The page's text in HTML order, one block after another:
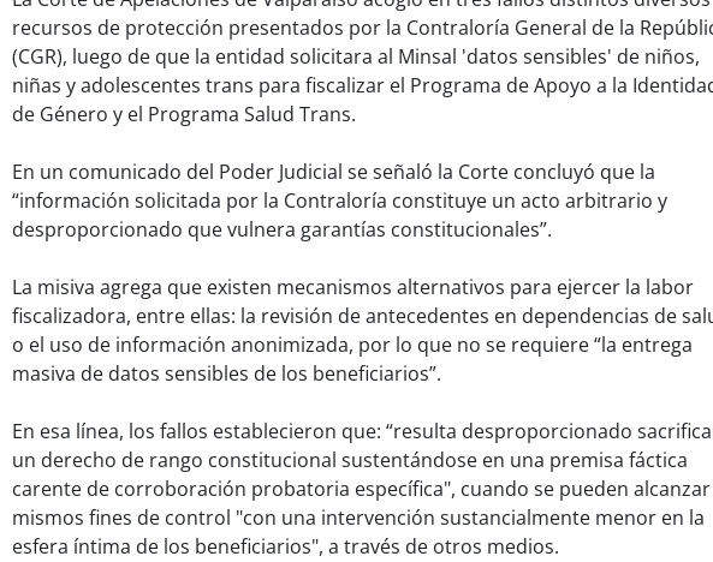
recursos de protección presentados por la Contraloría General de la
(CGR), luego de que la entidad solicitara al Minsal 'datos sensibles' de niños,
niñas y adolescentes trans para fiscalizar el Programa de Apoyo a la
de Género y el Programa Salud Trans.
En un comunicado del Poder Judicial se señaló la Corte concluyó que la
“información solicitada por la Contraloría constituye un acto arbitrario y
desproporcionado que vulnera garantías constitucionales”.
La misiva agrega que existen mecanismos alternativos para ejercer la labor
fiscalizadora, entre ellas: la revisión de antecedentes en dependencias de
o el uso de información anonimizada, por lo que no se requiere “la entrega
masiva de datos sensibles de los beneficiarios”.
En esa línea, los fallos establecieron que: “resulta desproporcionado
un derecho de rango constitucional sustentándose en una premisa fáctica
carente de corroboración probatoria específica", cuando se pueden
mismos fines de control "con una intervención sustancialmente menor en la
esfera íntima de los beneficiarios", a través de otros medios.